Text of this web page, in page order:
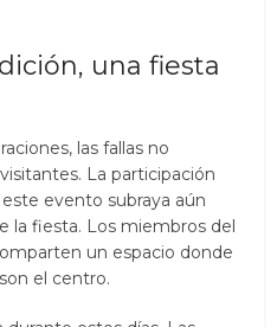
una fiesta
las fallas no
La participación
evento subraya aún
la fiesta. Los miembros del
un espacio donde
el centro.